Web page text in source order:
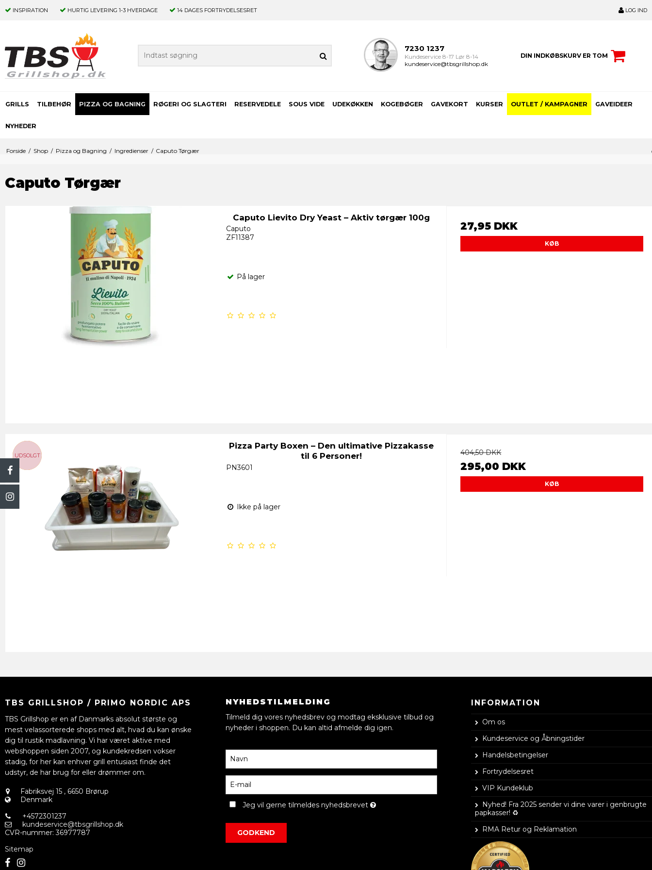
INSPIRATION HURTIG LEVERING 1-3 HVERDAGE 14 DAGES FORTRYDELSESRET LOG IND
7230 1237
Kundeservice 8-17 Lør 8-14
kundeservice@tbsgrillshop.dk
DIN INDKØBSKURV ER TOM
GRILLS TILBEHØR PIZZA OG BAGNING RØGERI OG SLAGTERI RESERVEDELE SOUS VIDE UDEKØKKEN KOGEBØGER GAVEKORT KURSER OUTLET / KAMPAGNER GAVEIDEER
NYHEDER
Forside / Shop / Pizza og Bagning / Ingredienser / Caputo Tørgær
Caputo Tørgær
Caputo Lievito Dry Yeast – Aktiv tørgær 100g
Caputo
ZF11387
På lager
27,95 DKK
KØB
TILBUD
UDSOLGT
Pizza Party Boxen – Den ultimative Pizzakasse
til 6 Personer!
PN3601
Ikke på lager
404,50 DKK
295,00 DKK
KØB
TBS GRILLSHOP / PRIMO NORDIC APS
TBS Grillshop er en af Danmarks absolut største og
mest velassorterede shops med alt, hvad du kan ønske
dig til rustik madlavning. Vi har været aktive med
webshoppen siden 2007, og kundekredsen vokser
stadig, for her kan enhver grill entusiast finde det
udstyr, de har brug for eller drømmer om.
Fabriksvej 15 , 6650 Brørup
Denmark
+4572301237
kundeservice@tbsgrillshop.dk
CVR-nummer: 36977787
Sitemap
NYHEDSTILMELDING
Tilmeld dig vores nyhedsbrev og modtag eksklusive tilbud og
nyheder i shoppen. Du kan altid afmelde dig igen.
Jeg vil gerne tilmeldes nyhedsbrevet
GODKEND
INFORMATION
Om os
Kundeservice og Åbningstider
Handelsbetingelser
Fortrydelsesret
VIP Kundeklub
Nyhed! Fra 2025 sender vi dine varer i genbrugte
papkasser! ♻️
RMA Retur og Reklamation